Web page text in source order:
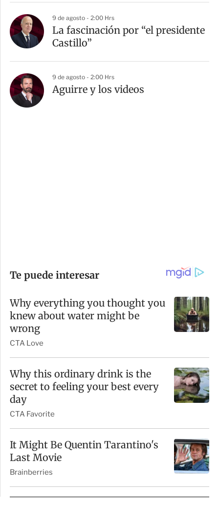
9 de agosto - 2:00 Hrs
La fascinación por “el presidente
Castillo”
9 de agosto - 2:00 Hrs
Aguirre y los videos